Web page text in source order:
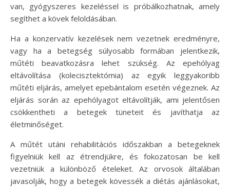
van, gyógyszeres kezeléssel is próbálkozhatnak, amely
segíthet a kövek feloldásában.
Ha a konzervatív kezelések nem vezetnek eredményre,
vagy ha a betegség súlyosabb formában jelentkezik,
műtéti beavatkozásra lehet szükség. Az epehólyag
eltávolítása (kolecisztektómia) az egyik leggyakoribb
műtéti eljárás, amelyet epebántalom esetén végeznek. Az
eljárás során az epehólyagot eltávolítják, ami jelentősen
csökkentheti a betegek tüneteit és javíthatja az
életminőséget.
A műtét utáni rehabilitációs időszakban a betegeknek
figyelniük kell az étrendjükre, és fokozatosan be kell
vezetniük a különböző ételeket. Az orvosok általában
javasolják, hogy a betegek kövessék a diétás ajánlásokat,